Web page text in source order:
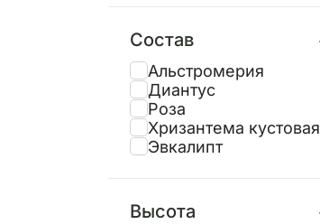
Состав
Альстромерия
Диантус
Роза
Хризантема кустовая
Эвкалипт
Высота